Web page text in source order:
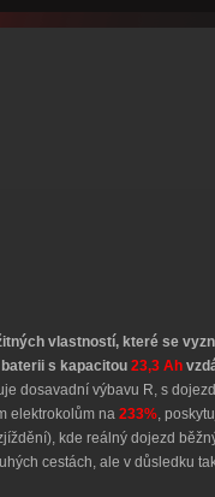
vlastností, které se
s kapacitou 23,3 Ah
dosavadní výbavu R, s
elektrokolům na 233%,
kde reálný dojezd
cestách, ale v důsledku